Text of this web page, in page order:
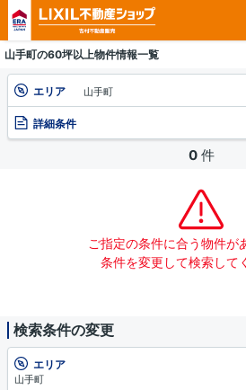
山手町の60坪以上物件情報一覧
エリア 山手町
詳細条件
0 件
ご指定の条件に合う物件が
条件を変更して検索して
検索条件の変更
エリア
山手町